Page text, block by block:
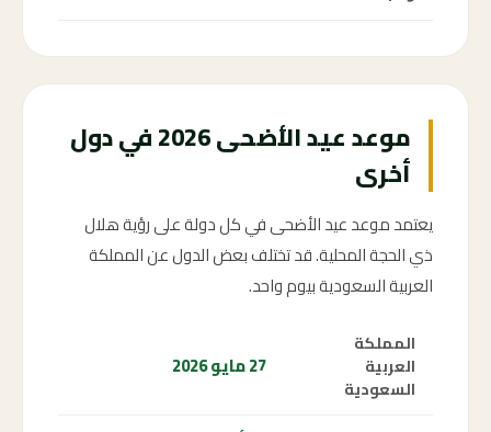
موعد عيد الأضحى 2026 في دول
أخرى
يعتمد موعد عيد الأضحى في كل دولة على رؤية هلال
ذي الحجة المحلية. قد تختلف بعض الدول عن المملكة
العربية السعودية بيوم واحد.
المملكة
العربية
السعودية
27 مايو 2026